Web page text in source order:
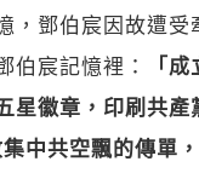
，鄧伯宸因故遭受
伯宸記憶裡：
「
星徽章，印刷共
中共空飄的傳單